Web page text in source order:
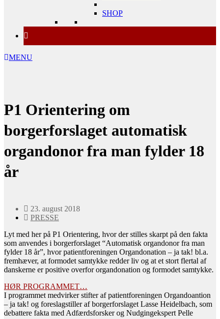
SHOP
MENU
P1 Orientering om
borgerforslaget automatisk
organdonor fra man fylder 18
år
23. august 2018
PRESSE
Lyt med her på P1 Orientering, hvor der stilles skarpt på den fakta
som anvendes i borgerforslaget “Automatisk organdonor fra man
fylder 18 år”, hvor patientforeningen Organdonation – ja tak! bl.a.
fremhæver, at formodet samtykke redder liv og at et stort flertal af
danskerne er positive overfor organdonation og formodet samtykke.
HØR PROGRAMMET…
I programmet medvirker stifter af patientforeningen Organdoantion
– ja tak! og foreslagstiller af borgerforslaget Lasse Heidelbach, som
debattere fakta med Adfærdsforsker og Nudgingekspert Pelle